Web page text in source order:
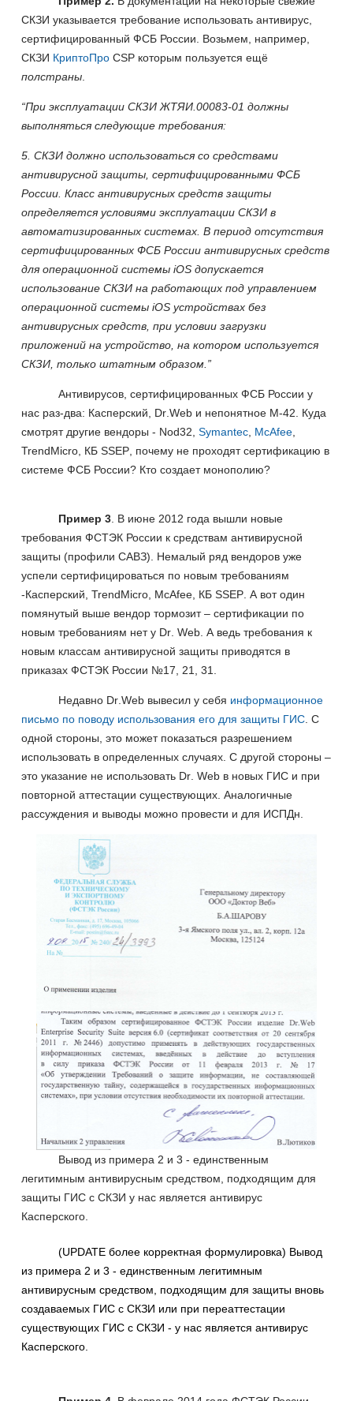
СКЗИ указывается требование использовать антивирус,
сертифицированный ФСБ России. Возьмем, например,
СКЗИ КриптоПро CSP которым пользуется ещё
полстраны
“При эксплуатации СКЗИ ЖТЯИ.00083-01 должны
выполняться следующие требования:
5. СКЗИ должно использоваться со средствами
антивирусной защиты, сертифицированными ФСБ
России. Класс антивирусных средств защиты
определяется условиями эксплуатации СКЗИ в
автоматизированных системах. В период отсутствия
сертифицированных ФСБ России антивирусных средств
для операционной системы iOS допускается
использование СКЗИ на работающих под управлением
операционной системы iOS устройствах без
антивирусных средств, при условии загрузки
приложений на устройство, на котором используется
СКЗИ, только штатным образом.”
Антивирусов, сертифицированных ФСБ России у
нас раз-два: Касперский, Dr Web и непонятное M-42. Куда
смотрят другие вендоры - Nod32, Symantec McAfee
TrendMicro , КБ SSEP , почему не проходят сертификацию в
системе ФСБ России? Кто создает монополию?
Пример 3 . В июне 2012 года вышли новые
требования ФСТЭК России к средствам антивирусной
защиты (профили САВЗ). Немалый ряд вендоров уже
успели сертифицироваться по новым требованиям
-Касперский, TrendMicro McAfee , КБ SSEP . А вот один
помянутый выше вендор тормозит – сертификации по
новым требованиям нет у Dr Web . А ведь требования к
новым классам антивирусной защиты приводятся в
приказах ФСТЭК России №17, 21, 31.
Недавно Dr .Web вывесил у себя информационное
письмо по поводу использования его для защиты ГИС . С
одной стороны, это может показаться разрешением
использовать в определенных случаях. С другой стороны –
это указание не использовать Dr Web в новых ГИС и при
повторной аттестации существующих. Аналогичные
рассуждения и выводы можно провести и для ИСПДн.
Вывод из примера 2 и 3 - единственным
легитимным антивирусным средством, подходящим для
защиты ГИС с СКЗИ у нас является антивирус
Касперского.
(UPDATE более корректная формулировка) Вывод
из примера 2 и 3 - единственным легитимным
антивирусным средством, подходящим для защиты вновь
создаваемых ГИС с СКЗИ или при переаттестации
существующих ГИС с СКЗИ - у нас является антивирус
Касперского.